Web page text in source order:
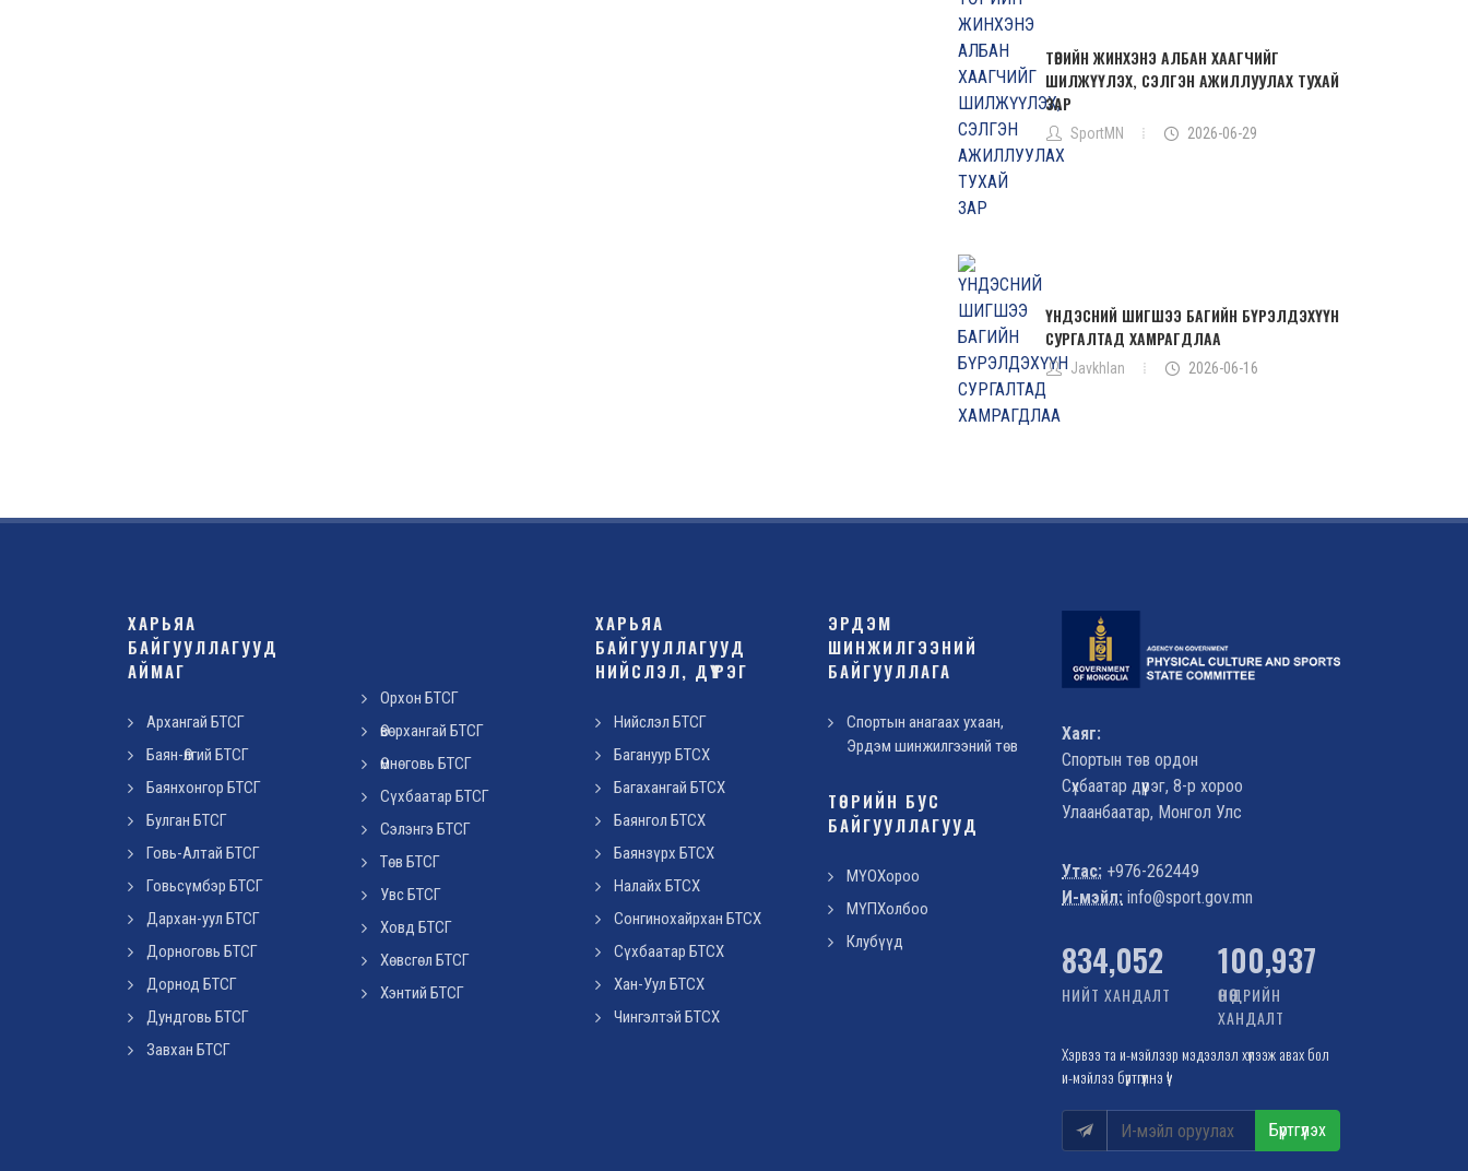
ТӨРИЙН ЖИНХЭНЭ АЛБАН ХААГЧИЙГ
ШИЛЖҮҮЛЭХ, СЭЛГЭН АЖИЛЛУУЛАХ ТУХАЙ
ЗАР
SportMN 2026-06-29
ҮНДЭСНИЙ ШИГШЭЭ БАГИЙН БҮРЭЛДЭХҮҮН
СУРГАЛТАД ХАМРАГДЛАА
Javkhlan 2026-06-16
ХАРЬЯА
БАЙГУУЛЛАГУУД
АЙМАГ
Архангай БТСГ
Баян-Өлгий БТСГ
Баянхонгор БТСГ
Булган БТСГ
Говь-Алтай БТСГ
Говьсүмбэр БТСГ
Дархан-уул БТСГ
Дорноговь БТСГ
Дорнод БТСГ
Дундговь БТСГ
Завхан БТСГ
Орхон БТСГ
Өвөрхангай БТСГ
Өмнөговь БТСГ
Сүхбаатар БТСГ
Сэлэнгэ БТСГ
Төв БТСГ
Увс БТСГ
Ховд БТСГ
Хөвсгөл БТСГ
Хэнтий БТСГ
ХАРЬЯА
БАЙГУУЛЛАГУУД
НИЙСЛЭЛ, ДҮҮРЭГ
Нийслэл БТСГ
Багануур БТСХ
Багахангай БТСХ
Баянгол БТСХ
Баянзүрх БТСХ
Налайх БТСХ
Сонгинохайрхан БТСХ
Сүхбаатар БТСХ
Хан-Уул БТСХ
Чингэлтэй БТСХ
ЭРДЭМ
ШИНЖИЛГЭЭНИЙ
БАЙГУУЛЛАГА
Спортын анагаах ухаан,
Эрдэм шинжилгээний төв
ТӨРИЙН БУС
БАЙГУУЛЛАГУУД
МҮОХороо
МҮПХолбоо
Клубүүд
Хаяг:
Спортын төв ордон
Сүхбаатар дүүрэг, 8-р хороо
Улаанбаатар, Монгол Улс
Утас: +976-262449
И-мэйл: info@sport.gov.mn
1,022,386
НИЙТ ХАНДАЛТ
100,937
ӨНӨӨДРИЙН
ХАНДАЛТ
Хэрвээ та и-мэйлээр мэдээлэл хүлээж авах бол
и-мэйлээ бүртгүүлнэ үү!
Бүртгүүлэх